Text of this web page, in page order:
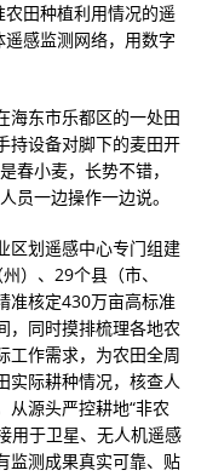
田种植利用情况的遥
遥感监测网络，用数字
海东市乐都区的一处田
持设备对脚下的麦田开
春小麦，长势不错，
员一边操作一边说。
区划遥感中心专门组建
）、29个县（市、
准核定430万亩高标准
，同时摸排梳理各地农
工作需求，为农田全周
实际耕种情况，核查人
从源头严控耕地“非农
用于卫星、无人机遥感
监测成果真实可靠、贴